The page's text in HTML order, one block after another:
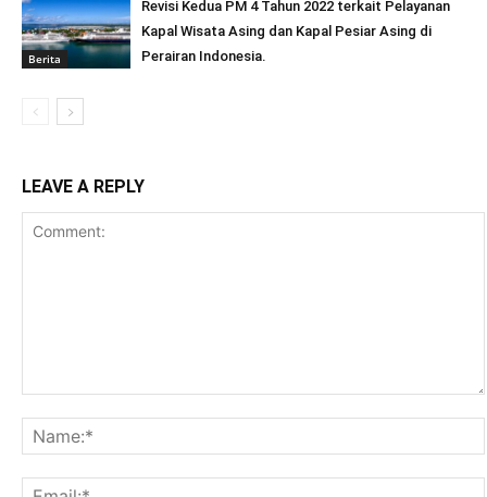
Berita
Revisi Kedua PM 4 Tahun 2022 terkait Pelayanan
Kapal Wisata Asing dan Kapal Pesiar Asing di
Perairan Indonesia.
LEAVE A REPLY